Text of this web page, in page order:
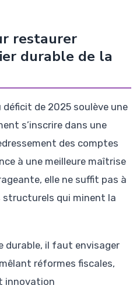
restaurer
durable de la
déficit de 2025 soulève une
s’inscrire dans une
des comptes
à une meilleure maîtrise
elle ne suffit pas à
structurels qui minent la
durable, il faut envisager
réformes fiscales,
innovation